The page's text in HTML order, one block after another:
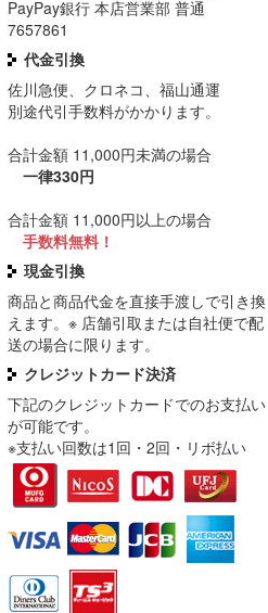
PayPay銀行 本店営業部 普通
7657861
代金引換
佐川急便、クロネコ、福山通運
別途代引手数料がかかります。
合計金額 11,000円未満の場合
一律330円
合計金額 11,000円以上の場合
手数料無料！
現金引換
商品と商品代金を直接手渡しで引き換
えます。※ 店舗引取または自社便で配
送の場合に限ります。
クレジットカード決済
下記のクレジットカードでのお支払い
が可能です。
※支払い回数は1回・2回・リボ払い